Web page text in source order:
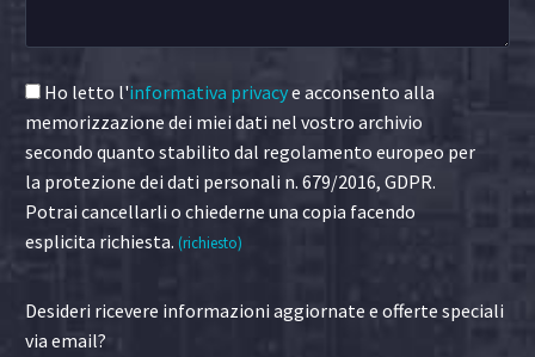
Ho letto l'informativa privacye acconsento alla
memorizzazione dei miei dati nel vostro archivio
secondo quanto stabilito dal regolamento europeo per
la protezione dei dati personali n. 679/2016, GDPR.
Potrai cancellarli o chiederne una copia facendo
esplicita richiesta. (richiesto)
Desideri ricevere informazioni aggiornate e offerte speciali
via email?